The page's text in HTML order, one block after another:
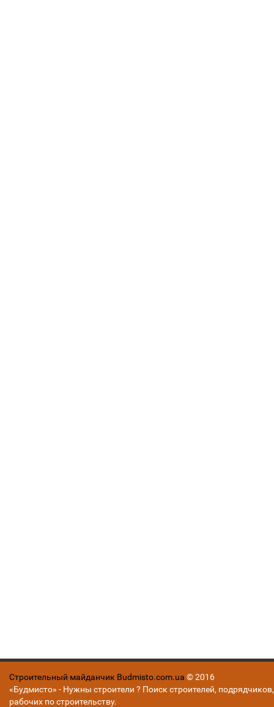
Строительный майданчик Budmisto.com.ua © 2016
«Будмисто» - Нужны строители ? Поиск строителей, подрядчиков,
рабочих по строительству.